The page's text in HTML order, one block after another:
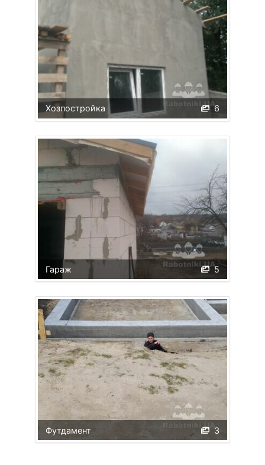
6
Хозпостройка
5
Гараж
3
Футдамент